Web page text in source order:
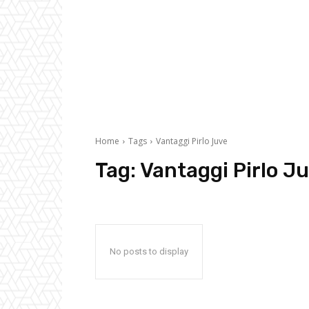
Home Tags Vantaggi Pirlo Juve
Tag: Vantaggi Pirlo
No posts to display